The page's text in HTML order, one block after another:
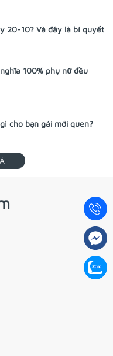
20-10? Và đây là bí quyết
100% phụ nữ đều
cho bạn gái mới quen?